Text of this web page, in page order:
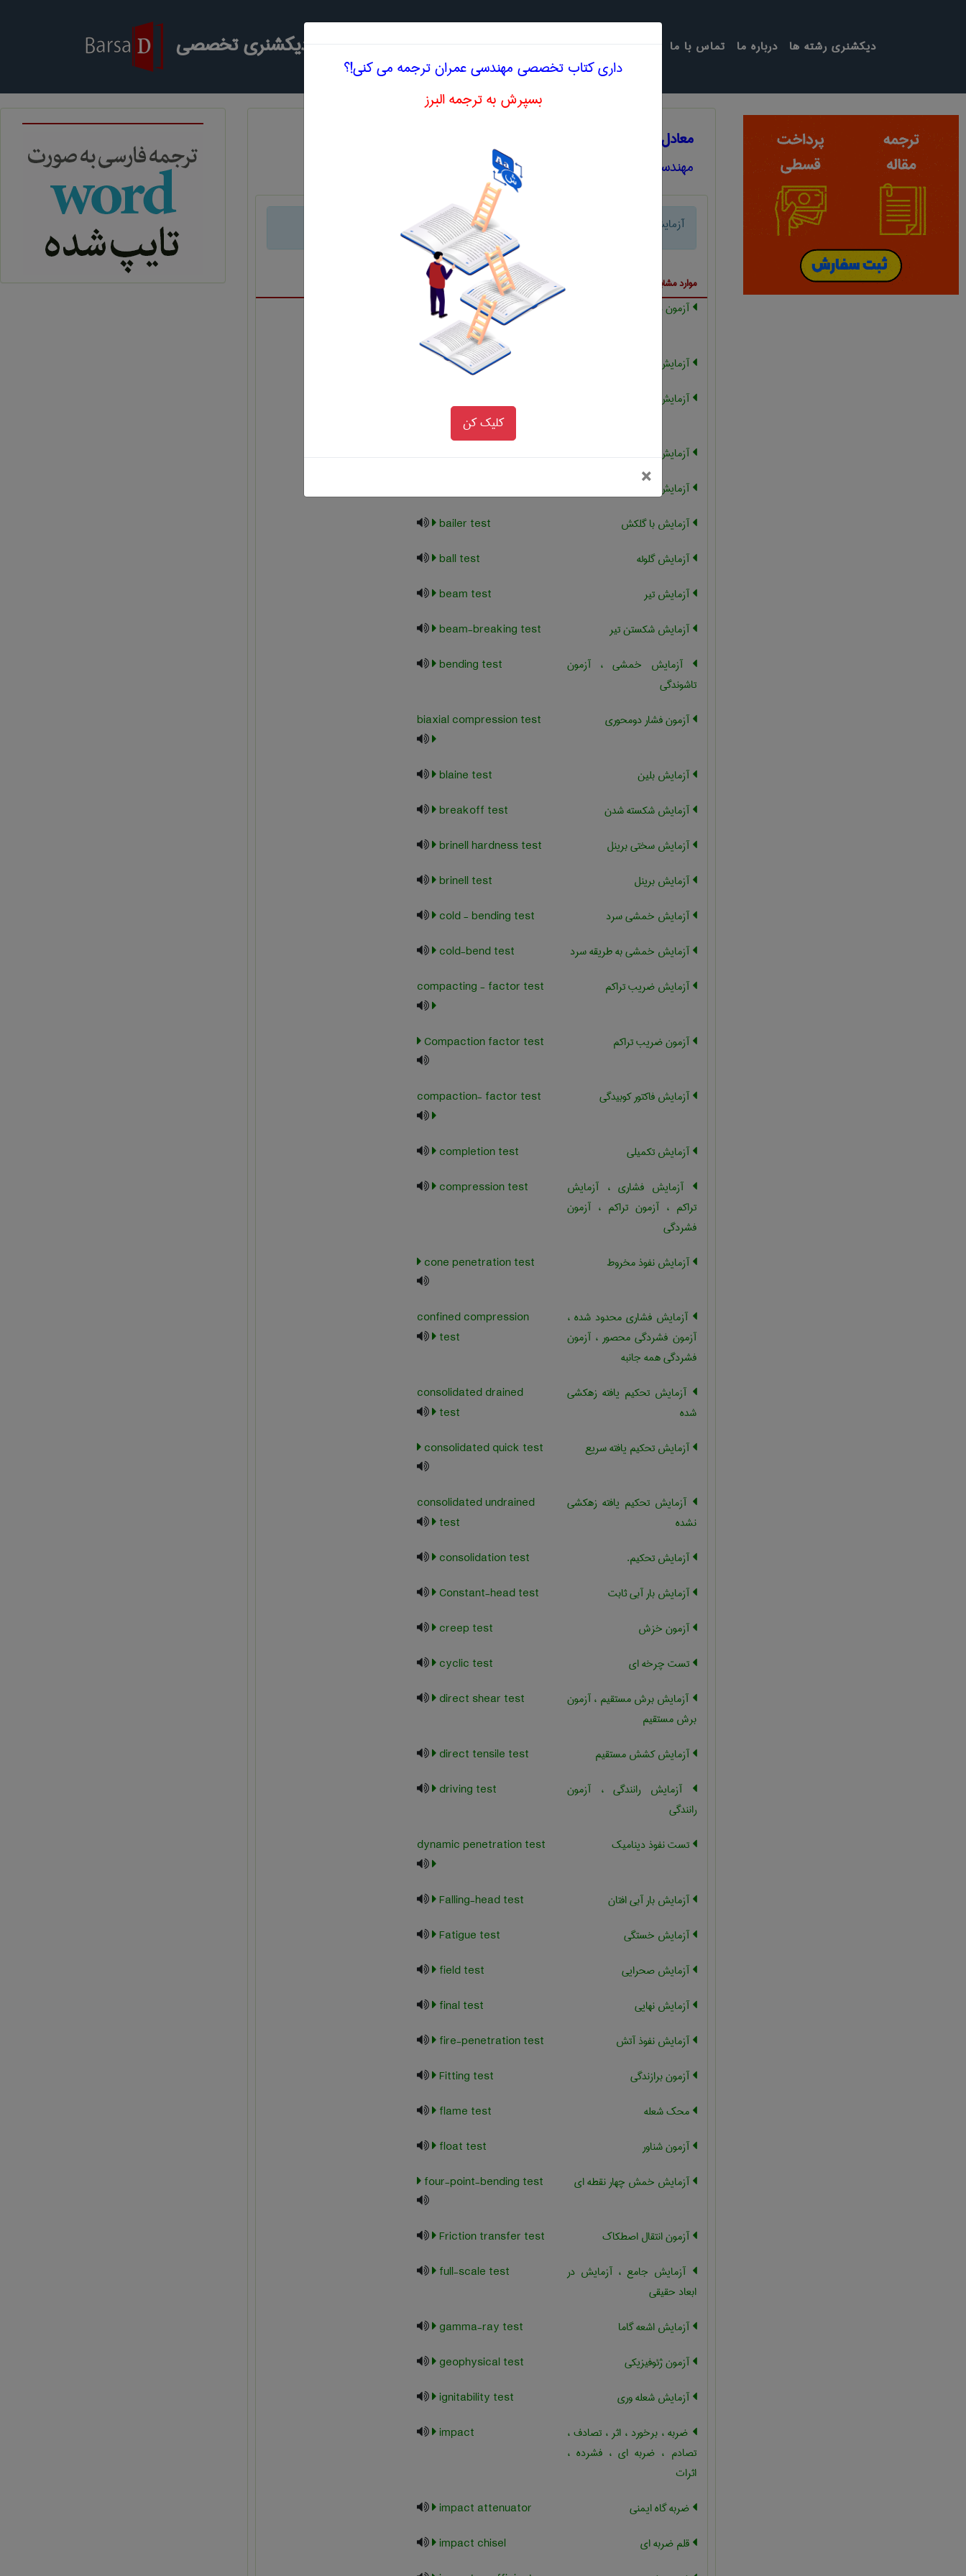
جستجو در دیکشنری تخصصی تماس با ما درباره ما دیکشنری رشته ها
معادل انگلیسی آزمایش ضربه
مهندسی عمران
آزمایش ضربه impact test
موارد مشابه با اصطلاح تخصصی فارسی آزمایش ضربه
آزمون دوام شتابدار
Accelerated durability
test
آزمایش نفوذپذیری هوا
air-permeability test
آزمایش ارتعاش محیطی
آزمایش خردشدگی
آزمایش اتوکلاو
آزمایش با گلکش
bailer test
آزمایش گلوله
ball test
آزمایش تیر
beam test
آزمایش شکستن تیر
beam-breaking test
آزمایش خمشی ، آزمون
تاشوندگی
bending test
آزمون فشار دومحوری biaxial compression test
آزمایش بلین
blaine test
آزمایش شکسته شدن
breakoff test
آزمایش سختی برینل
brinell hardness test
آزمایش برینل
brinell test
آزمایش خمشی سرد
cold - bending test
آزمایش خمشی به طریقه سرد
cold-bend test
آزمایش ضریب تراکم
compacting - factor test
آزمون ضریب تراکم Compaction factor test
آزمایش فاکتور کوبیدگی compaction- factor test
آزمایش تکمیلی
completion test
آزمایش فشاری ، آزمایش
تراکم ، آزمون تراکم ، آزمون
فشردگی
compression test
آزمایش نفوذ مخروط cone penetration test
آزمایش فشاری محدود شده ،
آزمون فشردگی محصور ، آزمون
فشردگی همه جانبه
confined compression
test
آزمایش تحکیم یافته زهکشی
شده
consolidated drained
test
آزمایش تحکیم یافته سریع
consolidated quick test
آزمایش تحکیم یافته زهکشی
نشده
consolidated undrained
test
آزمایش تحکیم.
consolidation test
آزمایش بار آبی ثابت
Constant-head test
آزمون خزش
creep test
تست چرخه ای
cyclic test
آزمایش برش مستقیم ، آزمون
برش مستقیم
direct shear test
آزمایش کشش مستقیم
direct tensile test
آزمایش رانندگی ، آزمون
رانندگی
driving test
تست نفوذ دینامیک dynamic penetration test
آزمایش بار آبی افتان
Falling-head test
آزمایش خستگی
Fatigue test
آزمایش صحرایی
field test
آزمایش نهایی
final test
آزمایش نفوذ آتش
fire-penetration test
آزمون برازندگی
Fitting test
محک شعله
flame test
آزمون شناور
float test
آزمایش خمش چهار نقطه ای
four-point-bending test
آزمون انتقال اصطکاک
Friction transfer test
آزمایش جامع ، آزمایش در
ابعاد حقیقی
full-scale test
آزمایش اشعه گاما
gamma-ray test
آزمون ژئوفیزیکی
geophysical test
آزمایش شعله وری
ignitability test
ضربه ، برخورد ، اثر ، تصادف ،
تصادم ، ضربه ای ، فشرده ،
اثرات
impact
ضربه گاه ایمنی
impact attenuator
قلم ضربه ای
impact chisel
داری کتاب تخصصی مهندسی عمران ترجمه می کنی!؟
بسپرش به ترجمه البرز
کلیک کن
×بستن